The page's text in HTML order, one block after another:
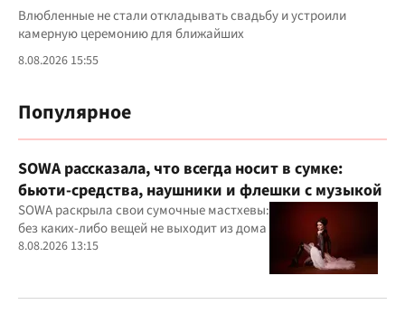
Влюбленные не стали откладывать свадьбу и устроили
камерную церемонию для ближайших
8.08.2026 15:55
Популярное
SOWA рассказала, что всегда носит в сумке:
бьюти-средства, наушники и флешки с музыкой
SOWA раскрыла свои сумочные мастхевы:
без каких-либо вещей не выходит из дома
8.08.2026 13:15